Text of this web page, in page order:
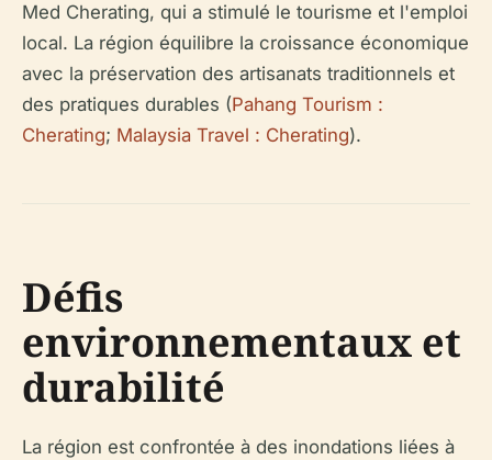
Med Cherating, qui a stimulé le tourisme et l'emploi
local. La région équilibre la croissance économique
avec la préservation des artisanats traditionnels et
des pratiques durables (Pahang Tourism :
Cherating; Malaysia Travel : Cherating).
Défis
environnementaux et
durabilité
La région est confrontée à des inondations liées à